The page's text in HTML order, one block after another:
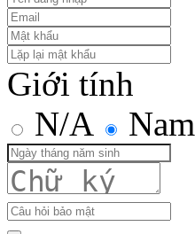
Giới tính
N/A
Nam